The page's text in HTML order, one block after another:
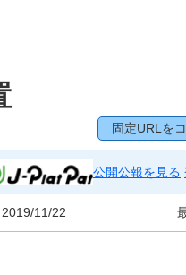
固定URLを
公開公報を見る
2019/11/22